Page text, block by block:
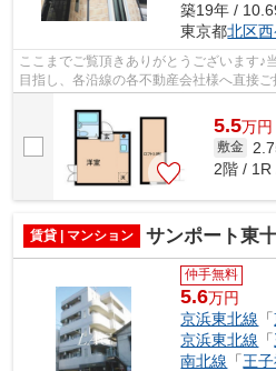
築19年 /
東京都北区
ここまでご覧頂きありがとうございます♪
目指し、各沿線の各不動産会社様へ直接
5.5万円
敷金
2階 / 1R
賃貸 | マンション サンポート東
仲手無料
5.6万円
京浜東北線 「
京浜東北線 「
南北線 「王